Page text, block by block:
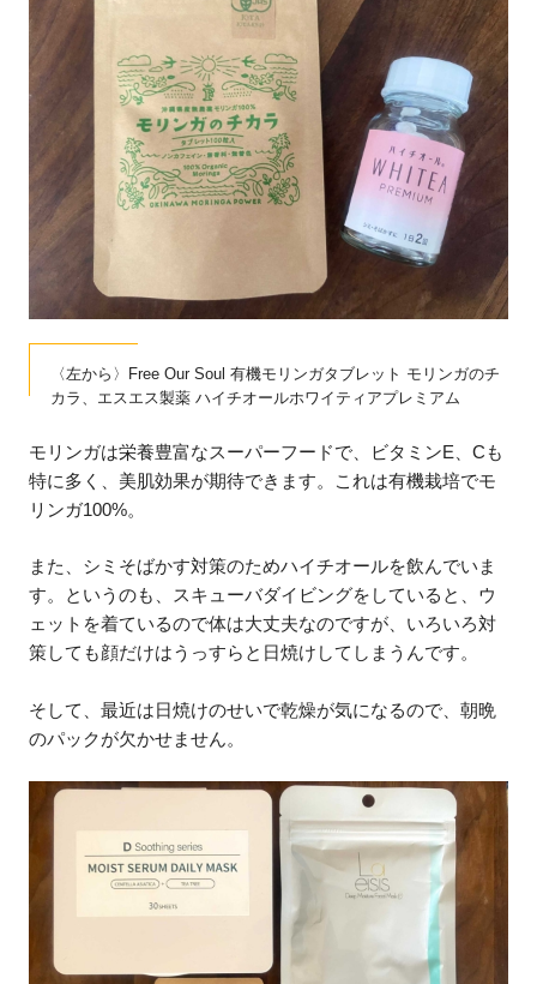
〈左から〉Free Our Soul 有機モリンガタブレット モリンガのチ
カラ、エスエス製薬 ハイチオールホワイティアプレミアム
モリンガは栄養豊富なスーパーフードで、ビタミンE、Cも
特に多く、美肌効果が期待できます。これは有機栽培でモ
リンガ100%。
また、シミそばかす対策のためハイチオールを飲んでいま
す。というのも、スキューバダイビングをしていると、ウ
ェットを着ているので体は大丈夫なのですが、いろいろ対
策しても顔だけはうっすらと日焼けしてしまうんです。
そして、最近は日焼けのせいで乾燥が気になるので、朝晩
のパックが欠かせません。